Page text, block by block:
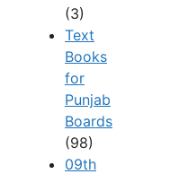
(3)
Text
Books
for
Punjab
Boards
(98)
09th